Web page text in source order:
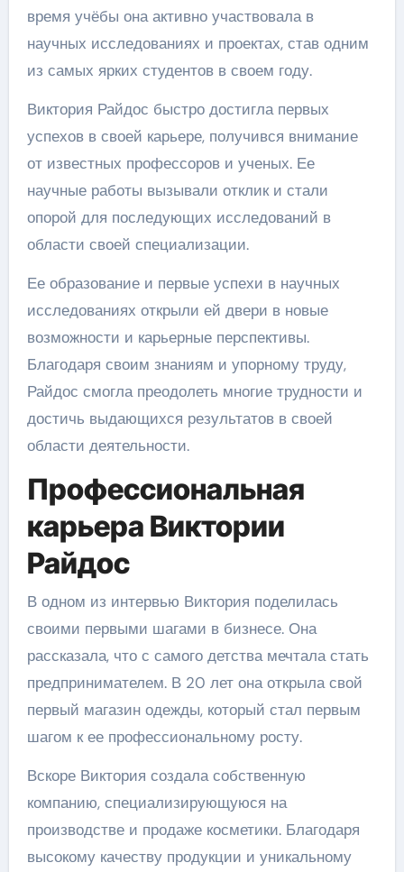
время учёбы она активно участвовала в
научных исследованиях и проектах, став одним
из самых ярких студентов в своем году.
Виктория Райдос быстро достигла первых
успехов в своей карьере, получився внимание
от известных профессоров и ученых. Ее
научные работы вызывали отклик и стали
опорой для последующих исследований в
области своей специализации.
Ее образование и первые успехи в научных
исследованиях открыли ей двери в новые
возможности и карьерные перспективы.
Благодаря своим знаниям и упорному труду,
Райдос смогла преодолеть многие трудности и
достичь выдающихся результатов в своей
области деятельности.
Профессиональная
карьера Виктории
Райдос
В одном из интервью Виктория поделилась
своими первыми шагами в бизнесе. Она
рассказала, что с самого детства мечтала стать
предпринимателем. В 20 лет она открыла свой
первый магазин одежды, который стал первым
шагом к ее профессиональному росту.
Вскоре Виктория создала собственную
компанию, специализирующуюся на
производстве и продаже косметики. Благодаря
высокому качеству продукции и уникальному